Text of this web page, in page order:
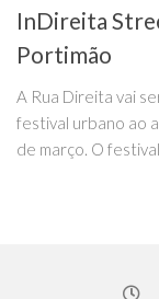
InDireita
Portimão
A Rua Direita vai
festival urbano ao
de março. O